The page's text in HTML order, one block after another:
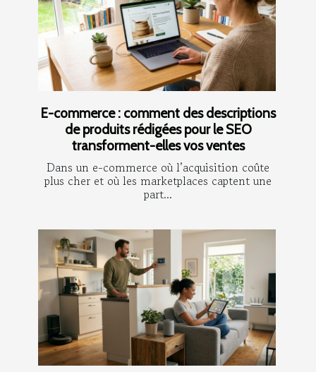
E-commerce : comment des descriptions
de produits rédigées pour le SEO
transforment-elles vos ventes
Dans un e-commerce où l’acquisition coûte
plus cher et où les marketplaces captent une
part...